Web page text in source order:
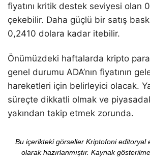
fiyatını kritik destek seviyesi olan
çekebilir. Daha güçlü bir satış
0,2410 dolara kadar itebilir.
Önümüzdeki haftalarda kripto para
genel durumu ADA’nın fiyatının
hareketleri için belirleyici olacak.
süreçte dikkatli olmak ve
yakından takip etmek zorunda.
Bu içerikteki görseller Kriptofoni editoryal
olarak hazırlanmıştır. Kaynak